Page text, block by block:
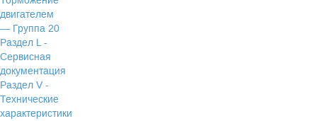
двигателем
— Группа 20
Раздел L -
Сервисная
документация
Раздел V -
Технические
характеристики